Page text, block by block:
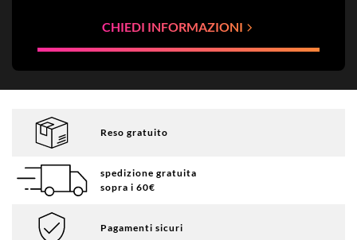
CHIEDI INFORMAZIONI
Reso gratuito
spedizione gratuita
sopra i 60€
Pagamenti sicuri